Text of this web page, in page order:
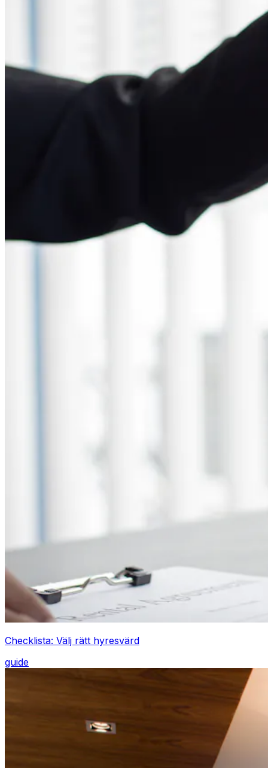
Checklista: Välj rätt hyresvärd
guide